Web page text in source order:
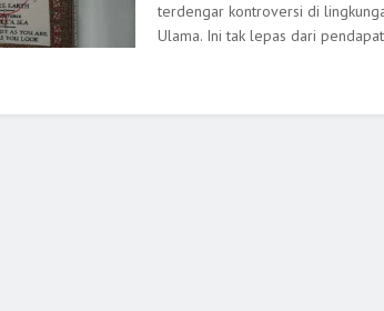
terdengar kontroversi di
Ulama. Ini tak lepas dari